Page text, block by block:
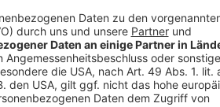
Nummer der Hotline: Das
Aachener Polizei berät tagsüber